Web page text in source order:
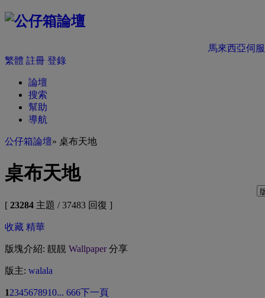
馬來西亞伺
繁體 註冊 登錄
論壇
搜索
幫助
導航
公仔箱論壇» 桌布天地
桌布天地
[ 23284 主題 / 37483 回復 ]
收藏 精華
版塊介紹: 靚靚 Wallpaper 分享
版主: walala
12345678910... 666下一頁